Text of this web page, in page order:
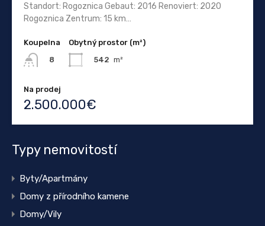
Standort: Rogoznica Gebaut: 2016 Renoviert: 2020
Rogoznica Zentrum: 15 km…
Koupelna
8
Obytný prostor (m²)
542 m²
Na prodej
2.500.000€
Typy nemovitostí
Byty/Apartmány
Domy z přírodního kamene
Domy/Vily